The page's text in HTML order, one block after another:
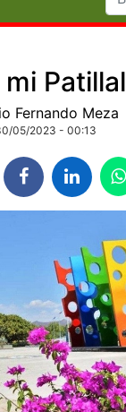
Patillal
Fernando Meza
05/2023 - 00:13